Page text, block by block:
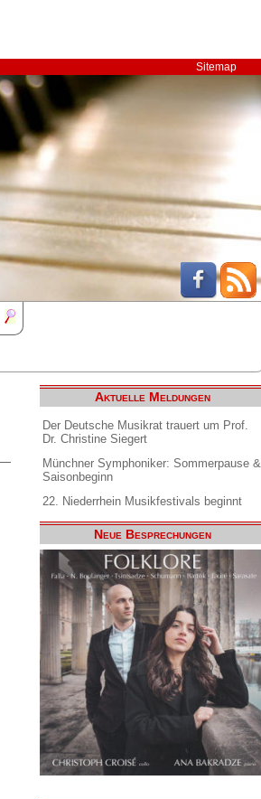
Sitemap
Aktuelle Meldungen
Der Deutsche Musikrat trauert um Prof.
Dr. Christine Siegert
Münchner Symphoniker: Sommerpause &
Saisonbeginn
22. Niederrhein Musikfestivals beginnt
Neue Besprechungen